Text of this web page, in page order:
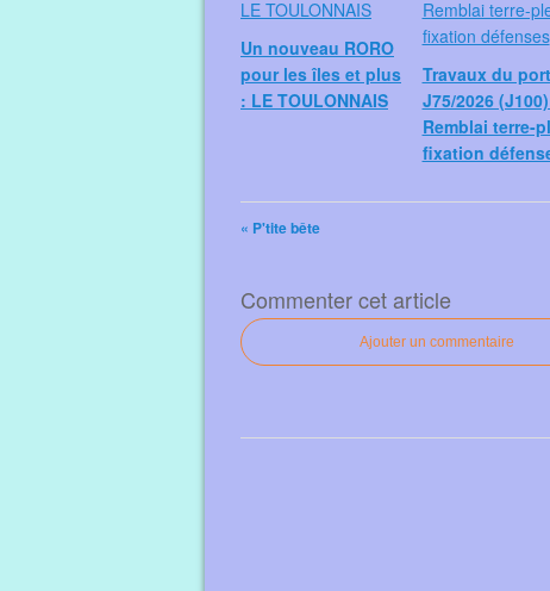
Un nouveau RORO
pour les îles et plus
: LE TOULONNAIS
Travaux du port
J75/2026
Remblai terre-
fixation
« P'tite bête
Commenter cet article
Ajouter un commentaire